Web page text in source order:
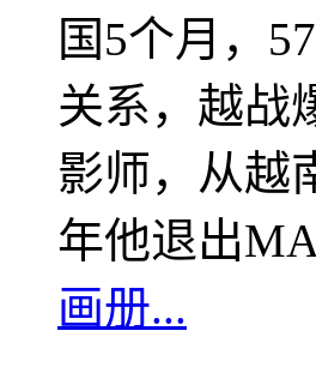
国5个月，
关系，越战
影师，从越
年他退出
画册...